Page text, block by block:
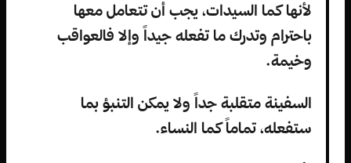
لأنها كما السيدات، يجب أن تتعامل معها
باحترام وتدرك ما تفعله جيداً وإلا فالعواقب
وخيمة.
السفينة متقلبة جداً ولا يمكن التنبؤ بما
ستفعله، تماماً كما النساء.